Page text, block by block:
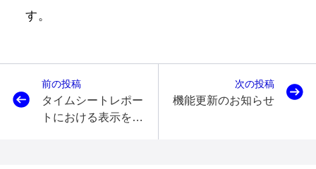
す。
前の投稿
タイムシートレポー
トにおける表示を改
次の投稿
機能更新のお知らせ